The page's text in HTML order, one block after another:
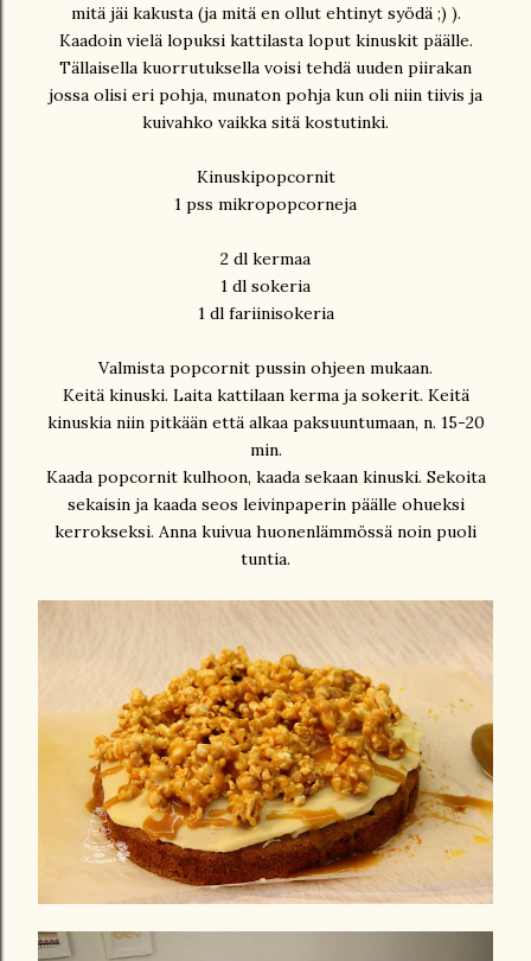
mitä jäi kakusta (ja mitä en ollut ehtinyt syödä ;) ).
Kaadoin vielä lopuksi kattilasta loput kinuskit päälle.
Tällaisella kuorrutuksella voisi tehdä uuden piirakan
jossa olisi eri pohja, munaton pohja kun oli niin tiivis ja
kuivahko vaikka sitä kostutinki.
Kinuskipopcornit
1 pss mikropopcorneja
2 dl kermaa
1 dl sokeria
1 dl fariinisokeria
Valmista popcornit pussin ohjeen mukaan.
Keitä kinuski. Laita kattilaan kerma ja sokerit. Keitä
kinuskia niin pitkään että alkaa paksuuntumaan, n. 15-20
min.
Kaada popcornit kulhoon, kaada sekaan kinuski. Sekoita
sekaisin ja kaada seos leivinpaperin päälle ohueksi
kerrokseksi. Anna kuivua huonenlämmössä noin puoli
tuntia.